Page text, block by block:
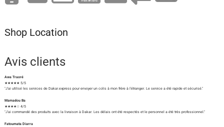
Shop Location
Avis clients
Awa Traoré
★★★★★ 5/5
"J'ai utilisé les services de Dakar.express pour envoyer un colis à mon frère à l'étranger. Le service a été rapide et sécurisé."
Mamadou Ba
★★★★☆ 4/5
"J'ai commandé des produits avec la livraison à Dakar. Les délais ont été respectés et le personnel a été très professionnel."
Fatoumata Diarra